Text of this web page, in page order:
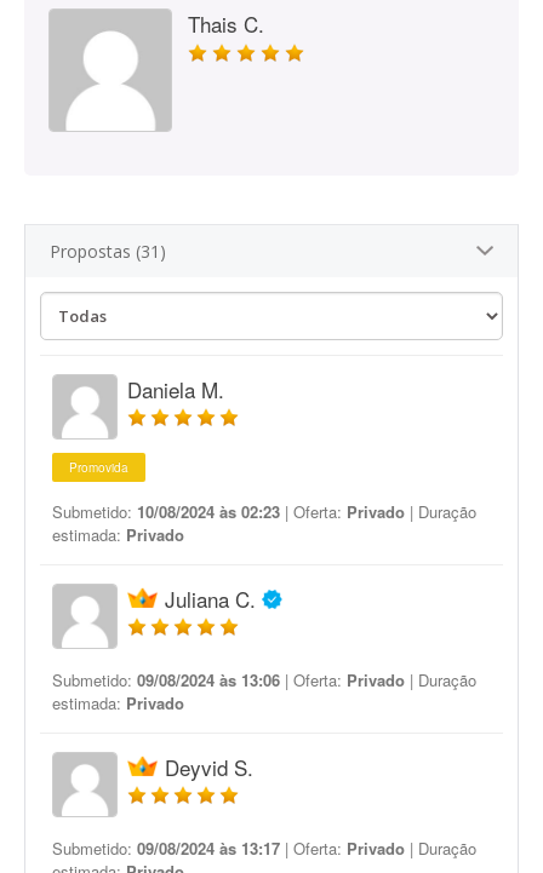
Thais C.
Propostas (31)
Daniela M.
Promovida
Submetido: 10/08/2024 às 02:23 | Oferta: Privado | Duração
estimada: Privado
Juliana C.
Submetido: 09/08/2024 às 13:06 | Oferta: Privado | Duração
estimada: Privado
Deyvid S.
Submetido: 09/08/2024 às 13:17 | Oferta: Privado | Duração